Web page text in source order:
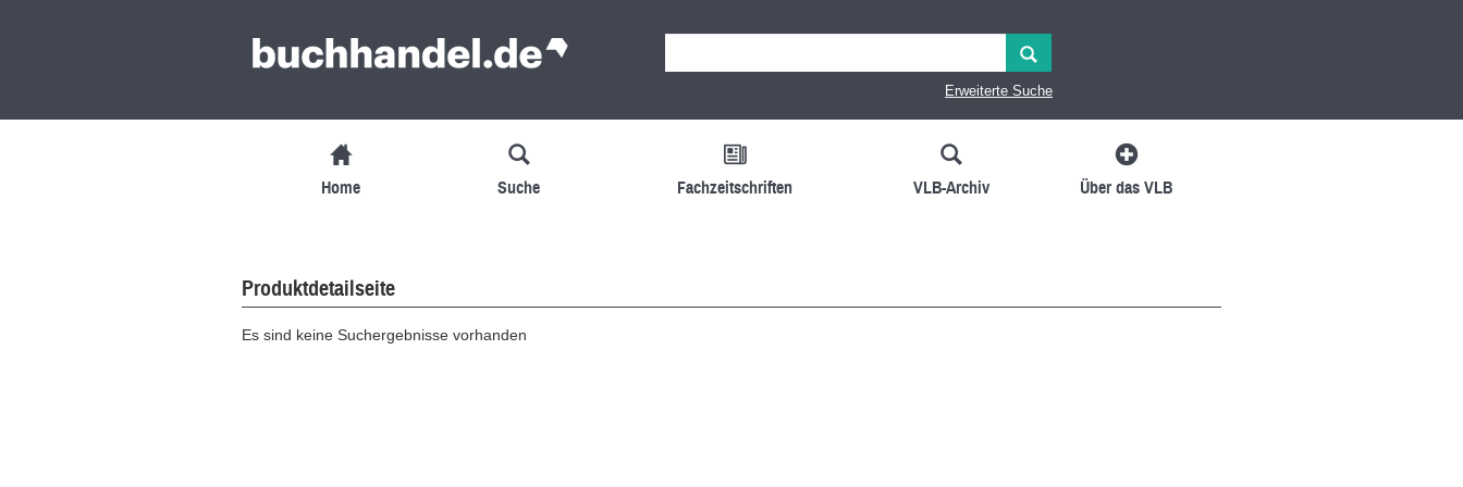
Erweiterte Suche
Home Suche Fachzeitschriften VLB-Archiv Über das VLB
Produktdetailseite
Es sind keine Suchergebnisse vorhanden